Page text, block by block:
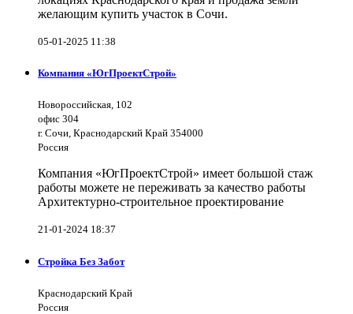
желающим купить участок в Сочи.
05-01-2025 11:38
Компания «ЮгПроектСтрой»
Новороссийская, 102
офис 304
г. Сочи, Краснодарский Край 354000
Россия
Компания «ЮгПроектСтрой» имеет большой стаж
работы можете не переживать за качество работы
Архитектурно-строительное проектирование
21-01-2024 18:37
Стройка Без Забот
Краснодарский Край
Россия